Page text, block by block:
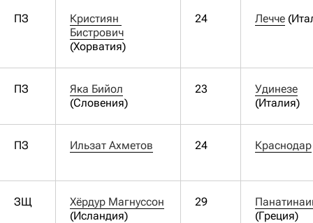
ПЗ
Кристиян
Бистрович
(Хорватия)
24 Лечче
ПЗ
Яка Бийол
(Словения)
23
Удинезе
(Италия)
ПЗ Ильзат Ахметов 24 Краснодар
ЗЩ
Хёрдур Магнуссон
(Исландия)
29
(Греция)